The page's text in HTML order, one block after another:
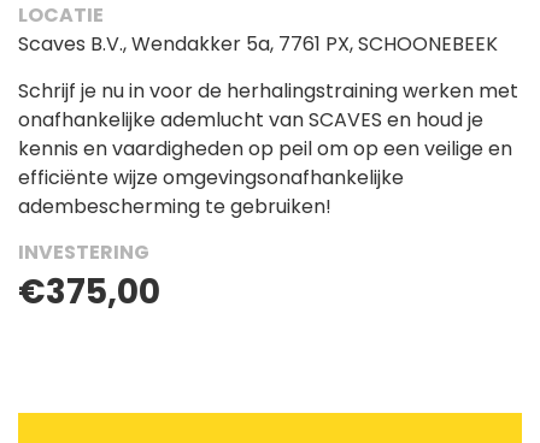
LOCATIE
Scaves B.V., Wendakker 5a, 7761 PX, SCHOONEBEEK
Schrijf je nu in voor de herhalingstraining werken met
onafhankelijke ademlucht van SCAVES en houd je
kennis en vaardigheden op peil om op een veilige en
efficiënte wijze omgevingsonafhankelijke
adembescherming te gebruiken!
INVESTERING
€375,00